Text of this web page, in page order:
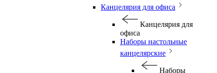
Канцелярия для офиса
Канцелярия для
офиса
Наборы настольные
канцелярские
Наборы